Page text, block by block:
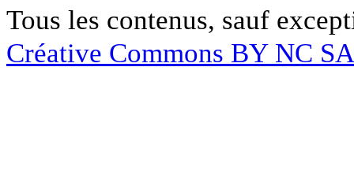
Tous les contenus, sauf
Créative Commons BY NC SA